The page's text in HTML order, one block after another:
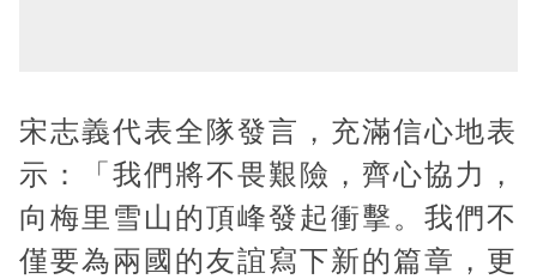
宋志義代表全隊發言，充滿信心地表
示：「我們將不畏艱險，齊心協力，
向梅里雪山的頂峰發起衝擊。我們不
僅要為兩國的友誼寫下新的篇章，更